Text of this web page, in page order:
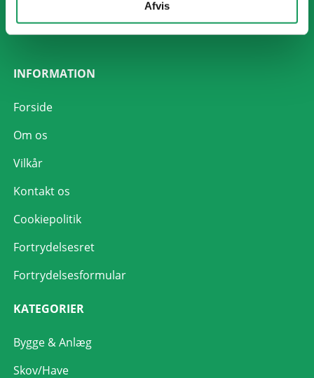
Afvis
IBAN-nr.: DK5393240001037749
SWIFT-kode: KRONDK22
INFORMATION
Forside
Om os
Vilkår
Kontakt os
Cookiepolitik
Fortrydelsesret
Fortrydelsesformular
KATEGORIER
Bygge & Anlæg
Skov/Have